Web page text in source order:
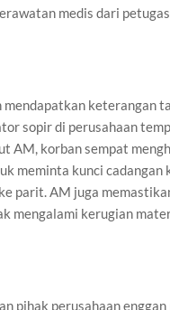
medis dari
mendapatkan keterangan
sopir di perusahaan
AM, korban sempat
meminta kunci cadangan
parit. AM juga
mengalami kerugian
pihak perusahaan